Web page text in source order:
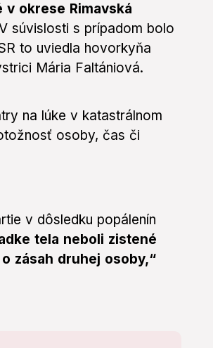
okrese Rimavská
súvislosti s prípadom bolo
to uviedla hovorkyňa
Mária Faltániová.
na lúke v katastrálnom
osoby, čas či
v dôsledku popálenín
tela neboli zistené
zásah druhej osoby,“